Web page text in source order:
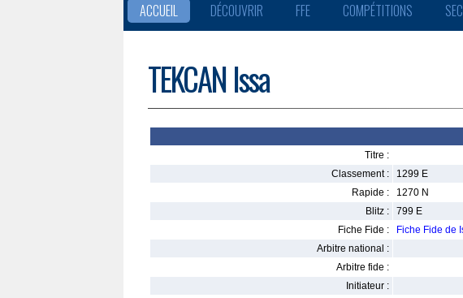
ACCUEIL DÉCOUVRIR FFE COMPÉTITIONS
TEKCAN Issa
Titre :
Classement :
1299 E
Rapide :
1270 N
Blitz :
799 E
Fiche Fide :
Fiche Fide de
Arbitre national :
Arbitre fide :
Initiateur :